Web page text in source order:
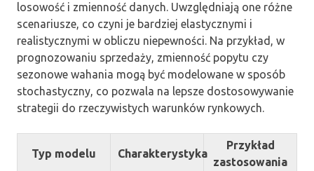
losowość i zmienność danych. Uwzględniają one różne
scenariusze, co czyni je bardziej elastycznymi i
realistycznymi w obliczu niepewności. Na przykład, w
prognozowaniu sprzedaży, zmienność popytu czy
sezonowe wahania mogą być modelowane w sposób
stochastyczny, co pozwala na lepsze dostosowywanie
strategii do rzeczywistych warunków rynkowych.
Typ modelu Charakterystyka
Przykład
zastosowania